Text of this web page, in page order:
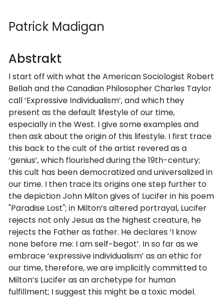
Patrick Madigan
Abstrakt
I start off with what the American Sociologist Robert
Bellah and the Canadian Philosopher Charles Taylor
call ‘Expressive Individualism’, and which they
present as the default lifestyle of our time,
especially in the West. I give some examples and
then ask about the origin of this lifestyle. I first trace
this back to the cult of the artist revered as a
‘genius’, which flourished during the 19th-century;
this cult has been democratized and universalized in
our time. I then trace its origins one step further to
the depiction John Milton gives of Lucifer in his poem
"Paradise Lost"; in Milton’s altered portrayal, Lucifer
rejects not only Jesus as the highest creature, he
rejects the Father as father. He declares ‘I know
none before me: I am self−begot’. In so far as we
embrace ‘expressive individualism’ as an ethic for
our time, therefore, we are implicitly committed to
Milton’s Lucifer as an archetype for human
fulfillment; I suggest this might be a toxic model.